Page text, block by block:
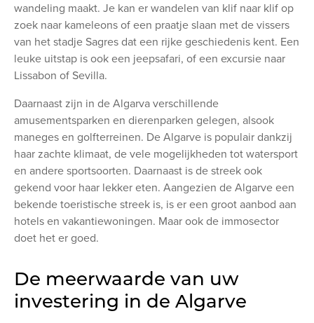
wandeling maakt. Je kan er wandelen van klif naar klif op
zoek naar kameleons of een praatje slaan met de vissers
van het stadje Sagres dat een rijke geschiedenis kent. Een
leuke uitstap is ook een jeepsafari, of een excursie naar
Lissabon of Sevilla.
Daarnaast zijn in de Algarva verschillende
amusementsparken en dierenparken gelegen, alsook
maneges en golfterreinen. De Algarve is populair dankzij
haar zachte klimaat, de vele mogelijkheden tot watersport
en andere sportsoorten. Daarnaast is de streek ook
gekend voor haar lekker eten. Aangezien de Algarve een
bekende toeristische streek is, is er een groot aanbod aan
hotels en vakantiewoningen. Maar ook de immosector
doet het er goed.
De meerwaarde van uw
investering in de Algarve